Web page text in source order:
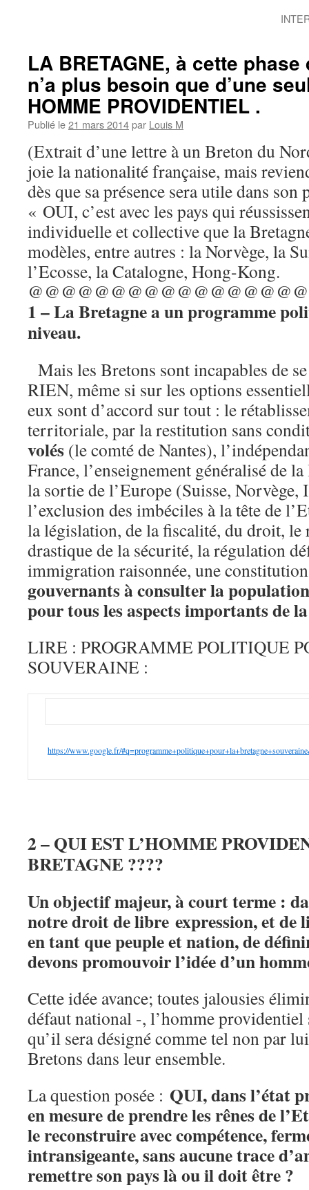
LA BRETAGNE, à cette
n’a plus besoin que d’une
HOMME PROVIDENTIEL .
Publié le21 mars 2014par Louis M
(Extrait d’une lettre à un Breton du
joie la nationalité française, mais
dès que sa présence sera utile dans son
« OUI, c’est avec les pays qui
individuelle et collective que la
modèles, entre autres : la Norvège, la
l’Ecosse, la Catalogne, Hong-Kong.
1 – La Bretagne a un programme
niveau.
Mais les Bretons sont incapables de
RIEN, même si sur les options
eux sont d’accord sur tout : le
territoriale, par la restitution sans
volés (le comté de Nantes),
France, l’enseignement généralisé de
la sortie de l’Europe (Suisse,
l’exclusion des imbéciles à la tête de
la législation, de la fiscalité, du droit, le
drastique de la sécurité, la régulation
immigration raisonnée, une
gouvernants à consulter la
pour tous les aspects importants de
LIRE : PROGRAMME POLITIQUE
SOUVERAINE :
https://www.google.fr/#q=programme+politique+pour+la+
2 – QUI EST L’HOMME
BRETAGNE ????
Un objectif majeur, à court terme :
notre droit de libre expression, et de
en tant que peuple et nation, de
devons promouvoir l’idée d’un
Cette idée avance; toutes jalousies
défaut national -, l’homme
qu’il sera désigné comme tel non par
Bretons dans leur ensemble.
La question posée : QUI, dans l’état
en mesure de prendre les rênes de
le reconstruire avec compétence,
intransigeante, sans aucune trace
remettre son pays là ou il doit être ?